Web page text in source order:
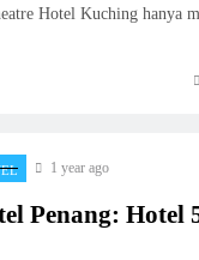
Hotel Kuching hanya
1 year ago
Penang: Hotel